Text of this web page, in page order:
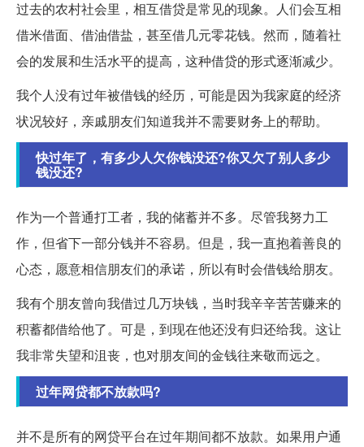
过去的农村社会里，相互借贷是常见的现象。人们会互相
借米借面、借油借盐，甚至借几元零花钱。然而，随着社
会的发展和生活水平的提高，这种借贷的形式逐渐减少。
我个人没有过年被借钱的经历，可能是因为我家庭的经济
状况较好，亲戚朋友们知道我并不需要财务上的帮助。
快过年了，有多少人欠你钱没还?你又欠了别人多少
钱没还?
作为一个普通打工者，我的储蓄并不多。尽管我努力工
作，但省下一部分钱并不容易。但是，我一直抱着善良的
心态，愿意相信朋友们的承诺，所以有时会借钱给朋友。
我有个朋友曾向我借过几万块钱，当时我辛辛苦苦赚来的
积蓄都借给他了。可是，到现在他还没有归还给我。这让
我非常失望和沮丧，也对朋友间的金钱往来敬而远之。
过年网贷都不放款吗?
并不是所有的网贷平台在过年期间都不放款。如果用户通